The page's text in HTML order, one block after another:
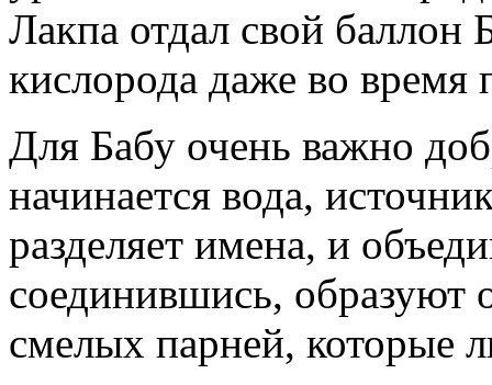
Лакпа отдал свой баллон
кислорода даже во время
Для Бабу очень важно
начинается вода,
разделяет имена, и
соединившись, образуют
смелых парней, которые